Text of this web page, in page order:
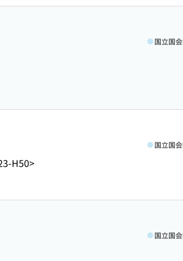
国立国
H50>
国立国
国立国